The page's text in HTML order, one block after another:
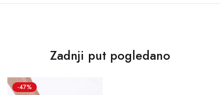
Zadnji put pogledano
-47%